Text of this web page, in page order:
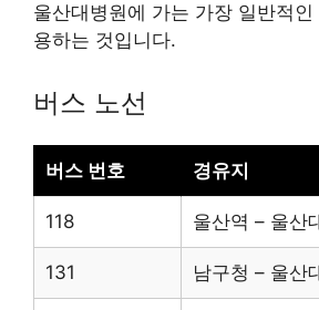
울산대병원에 가는 가장 일반적인
용하는 것입니다.
버스 노선
버스 번호 경유지
118 울산역 – 울산
131 남구청 – 울산